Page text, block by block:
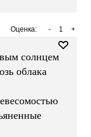
Оценка: +
1
-
солнцем
облака